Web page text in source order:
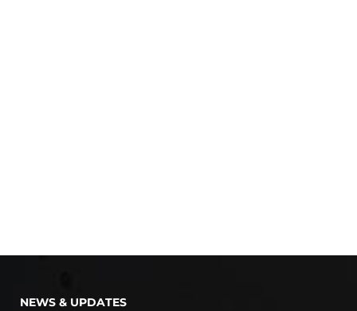
NEWS & UPDATES